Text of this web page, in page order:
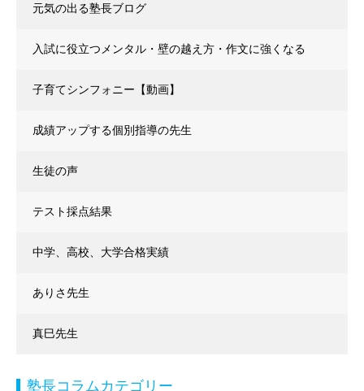
元気の出る塾長ブログ
入試に役立つメンタル・壁の越え方・作文に強くなる
子育てシンフォニー【動画】
成績アップする個別指導の先生
生徒の声
テスト採点結果
中学、高校、大学合格実績
ありさ先生
真巳先生
塾長コラムカテゴリー